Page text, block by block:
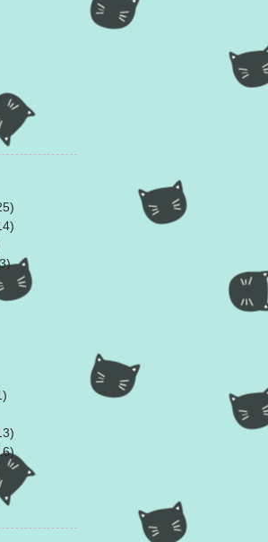
13 posts
posts
posts
16 posts
22 posts